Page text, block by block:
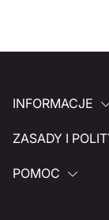
INFORMACJE
ZASADY I
POMOC